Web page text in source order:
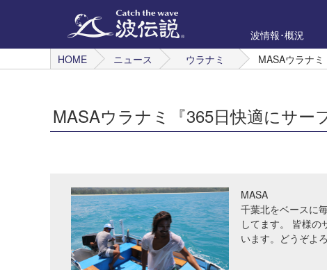
波情報･概況
HOME
ニュース ウラナミ MASAウラナ
MASAウラナミ『365日快適にサー
MASA
千葉北をベースに
してます。 皆様の
います。どうぞよ